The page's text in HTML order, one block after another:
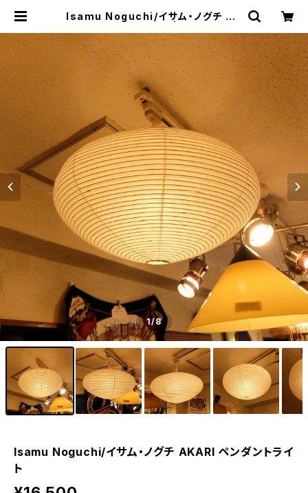
Isamu Noguchi/イサム・ノグチ AK
inoth- | 新宿区神楽坂のリサイクル
ショップ・古着
1/8
Isamu Noguchi/イサム・ノグチ AKARI ペンダントライ
ト